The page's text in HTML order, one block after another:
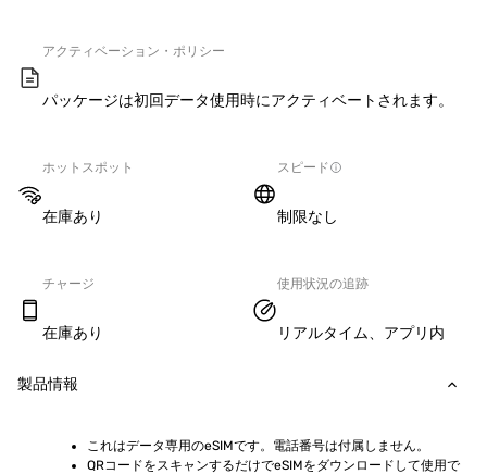
アクティベーション・ポリシー
パッケージは初回データ使用時にアクティベートされます。
ホットスポット
在庫あり
スピード
制限なし
チャージ
在庫あり
使用状況の追跡
リアルタイム、アプリ内
製品情報
これはデータ専用のeSIMです。電話番号は付属しません。
QRコードをスキャンするだけでeSIMをダウンロードして使用で